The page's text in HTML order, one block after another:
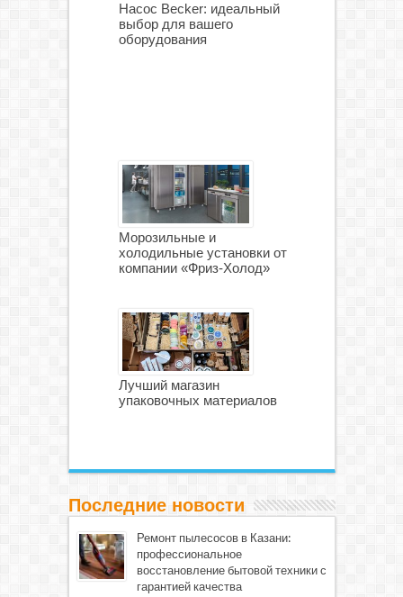
Насос Becker: идеальный
выбор для вашего
оборудования
Морозильные и
холодильные установки от
компании «Фриз-Холод»
Лучший магазин
упаковочных материалов
Последние новости
Ремонт пылесосов в Казани:
профессиональное
восстановление бытовой техники с
гарантией качества